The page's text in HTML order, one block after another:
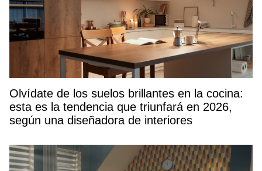
Olvídate de los suelos brillantes en la cocina:
esta es la tendencia que triunfará en 2026,
según una diseñadora de interiores